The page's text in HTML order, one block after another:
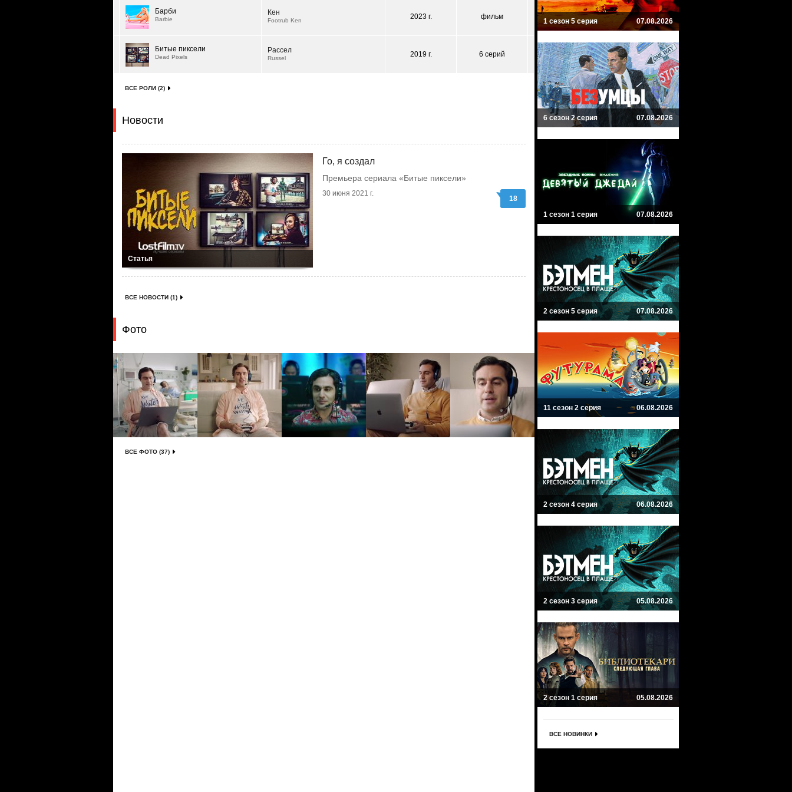
Барби
Barbie
Кен
Footrub Ken 2023 г. фильм
Битые пиксели
Dead Pixels
Рассел
Russel 2019 г. 6 серий
ВСЕ РОЛИ (2)
Новости
Статья
Го, я создал
Премьера сериала «Битые пиксели»
30 июня 2021 г.
18
ВСЕ НОВОСТИ (1)
Фото
ВСЕ ФОТО (37)
1 сезон 5 серия 07.08.2026
6 сезон 2 серия 07.08.2026
1 сезон 1 серия 07.08.2026
2 сезон 5 серия 07.08.2026
11 сезон 2 серия 06.08.2026
2 сезон 4 серия 06.08.2026
2 сезон 3 серия 05.08.2026
2 сезон 1 серия 05.08.2026
ВСЕ НОВИНКИ